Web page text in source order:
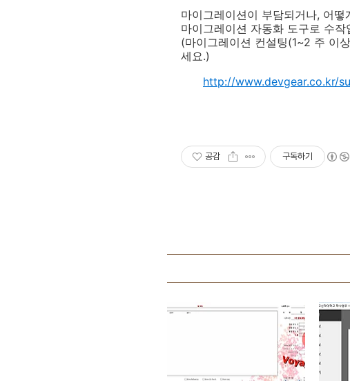
마이그레이션이 부담되거나, 어
마이그레이션 자동화 도구로 수
(마이그레이션 컨설팅(1~2 주 이
세요.)
http://www.devgear.co.kr/
공감 구독하기